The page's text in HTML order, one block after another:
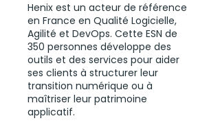
Henix est un acteur de référence
en France en Qualité Logicielle,
Agilité et DevOps. Cette ESN de
350 personnes développe des
outils et des services pour aider
ses clients à structurer leur
transition numérique ou à
maîtriser leur patrimoine
applicatif.